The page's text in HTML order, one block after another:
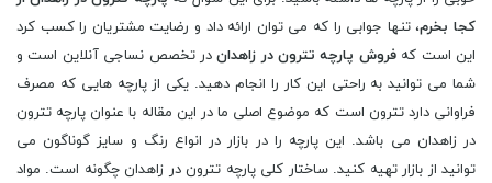
کجا بخرم، تنها جوابی را که می توان ارائه داد و رضایت مشتریان را کسب کرد
این است کهفروش پارچه تترون در زاهداندر تخصص نساجی آنلاین است و
شما می توانید به راحتی این کار را انجام دهید. یکی از پارچه هایی که مصرف
فراوانی دارد تترون است که موضوع اصلی ما در این مقاله با عنوان پارچه تترون
در زاهدان می باشد. این پارچه را در بازار در انواع رنگ و سایز گوناگون می
توانید از بازار تهیه کنید. ساختار کلی پارچه تترون در زاهدان چگونه است. مواد